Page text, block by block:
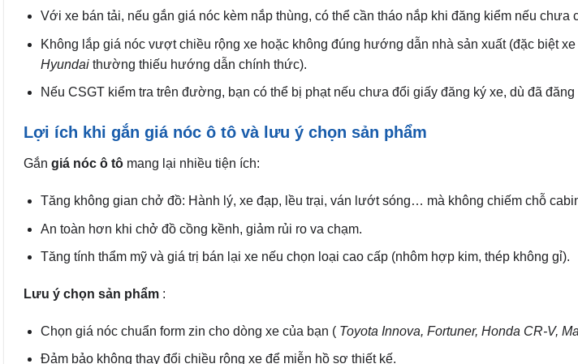
Với xe bán tải, nếu gắn giá nóc kèm nắp thùng, có thể cần tháo nắp khi đăng kiểm nếu chưa
Không lắp giá nóc vượt chiều rộng xe hoặc không đúng hướng dẫn nhà sản xuất (đặc biệt
Hyundai thường thiếu hướng dẫn chính thức).
Nếu CSGT kiểm tra trên đường, bạn có thể bị phạt nếu chưa đổi giấy đăng ký xe, dù đã đăng
Lợi ích khi gắn giá nóc ô tô và lưu ý chọn sản phẩm
Gắn giá nóc ô tô mang lại nhiều tiện ích:
Tăng không gian chở đồ: Hành lý, xe đạp, lều trại, ván lướt sóng… mà không chiếm chỗ
An toàn hơn khi chở đồ cồng kềnh, giảm rủi ro va chạm.
Tăng tính thẩm mỹ và giá trị bán lại xe nếu chọn loại cao cấp (nhôm hợp kim, thép không gỉ).
Lưu ý chọn sản phẩm :
Chọn giá nóc chuẩn form zin cho dòng xe của bạn ( Toyota Innova, Fortuner, Honda CR-V,
Đảm bảo không thay đổi chiều rộng xe để miễn hồ sơ thiết kế.